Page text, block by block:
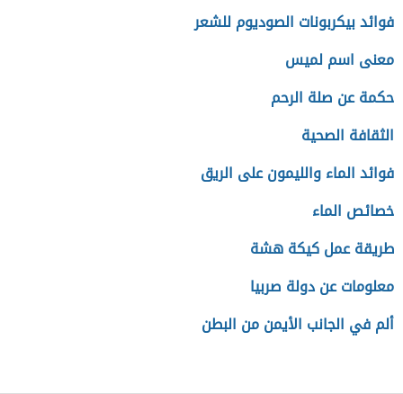
فوائد بيكربونات الصوديوم للشعر
معنى اسم لميس
حكمة عن صلة الرحم
الثقافة الصحية
فوائد الماء والليمون على الريق
خصائص الماء
طريقة عمل كيكة هشة
معلومات عن دولة صربيا
ألم في الجانب الأيمن من البطن